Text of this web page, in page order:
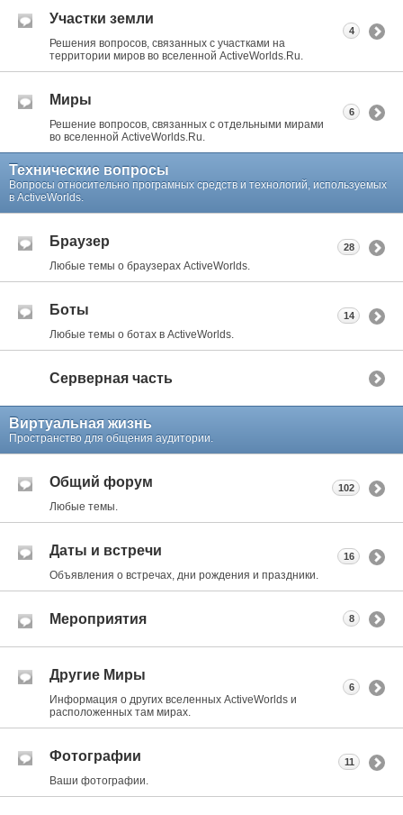
Участки земли
Решения вопросов, связанных с участками на
территории миров во вселенной ActiveWorlds.Ru.
4
Миры
Решение вопросов, связанных с отдельными мирами
во вселенной ActiveWorlds.Ru.
6
Технические вопросы
Вопросы относительно програмных средств и технологий, используемых
в ActiveWorlds.
Браузер
Любые темы о браузерах ActiveWorlds.
28
Боты
Любые темы о ботах в ActiveWorlds.
14
Серверная часть
Виртуальная жизнь
Пространство для общения аудитории.
Общий форум
Любые темы.
102
Даты и встречи
Объявления о встречах, дни рождения и праздники.
16
Мероприятия 8
Другие Миры
Информация о других вселенных ActiveWorlds и
расположенных там мирах.
6
Фотографии
Ваши фотографии.
11